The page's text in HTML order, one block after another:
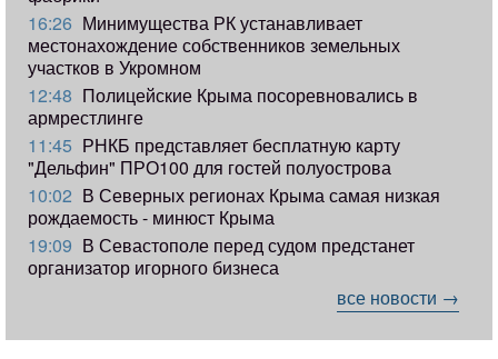
16:26 Минимущества РК устанавливает
местонахождение собственников земельных
участков в Укромном
12:48 Полицейские Крыма посоревновались в
армрестлинге
11:45 РНКБ представляет бесплатную карту
"Дельфин" ПРО100 для гостей полуострова
10:02 В Северных регионах Крыма самая низкая
рождаемость - минюст Крыма
19:09 В Севастополе перед судом предстанет
организатор игорного бизнеса
все новости →